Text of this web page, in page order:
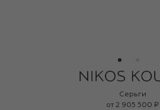
Nikos Koulis
Серьги
от 2 905 500 ₽